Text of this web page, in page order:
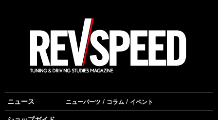
ニュース ニューパーツ コラム イベント